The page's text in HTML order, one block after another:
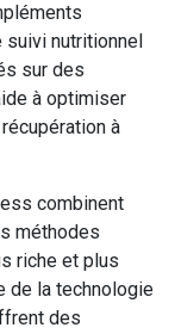
suivi nutritionnel
sur des
à optimiser
à
combinent
méthodes
riche et plus
de la technologie
des